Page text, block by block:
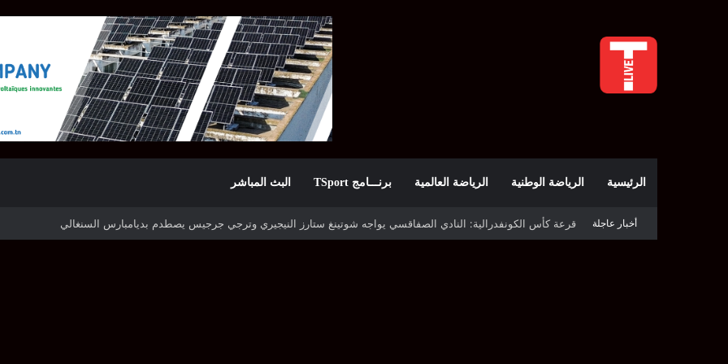
الرئيسية الرياضة الوطنية الرياضة العالمية برنـــامج TSport البث المباشر
أخبار عاجلة